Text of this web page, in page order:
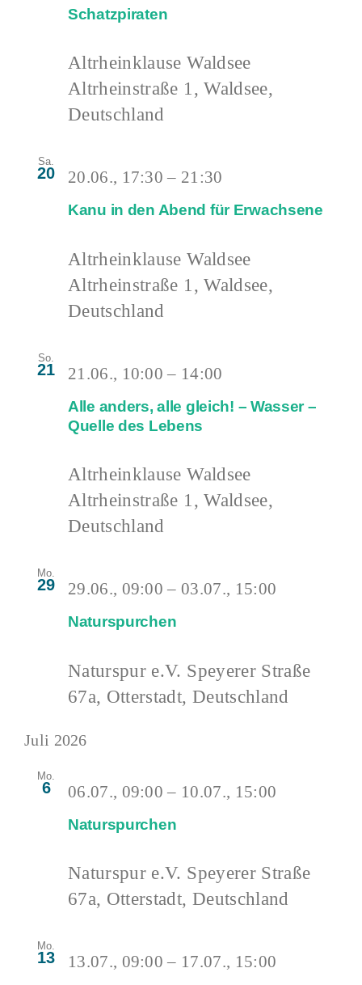
Schatzpiraten
Altrheinklause Waldsee
Altrheinstraße 1, Waldsee,
Deutschland
Sa.
20
Kanu in den Abend für Erwachsene
20.06., 17:30 – 21:30
Altrheinklause Waldsee
Altrheinstraße 1, Waldsee,
Deutschland
So.
21
Alle anders, alle gleich! – Wasser –
Quelle des Lebens
21.06., 10:00 – 14:00
Altrheinklause Waldsee
Altrheinstraße 1, Waldsee,
Deutschland
Mo.
29
Naturspurchen
29.06., 09:00 –03.07., 15:00
Naturspur e.V. Speyerer Straße
67a, Otterstadt, Deutschland
Juli 2026
Mo.
6
Naturspurchen
06.07., 09:00 – 10.07., 15:00
Naturspur e.V. Speyerer Straße
67a, Otterstadt, Deutschland
Mo.
13 13.07., 09:00 – 17.07., 15:00